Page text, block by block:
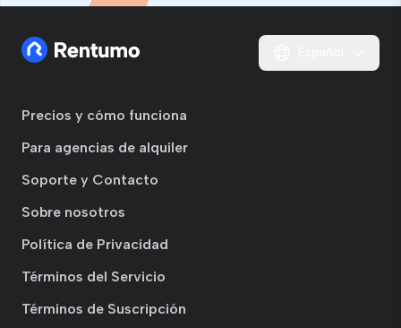
Precios y cómo funciona
Para agencias de alquiler
Soporte y Contacto
Sobre nosotros
Política de Privacidad
Términos del Servicio
Términos de Suscripción